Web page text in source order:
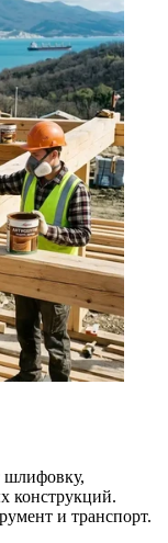
шлифовку,
конструкций.
и транспорт.